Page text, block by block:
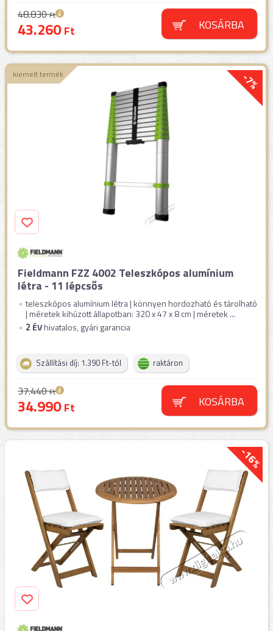
48.830Ft
43.260Ft KOSÁRBA
-7%
kiemelt termék
Fieldmann FZZ 4002 Teleszkópos alumínium
létra - 11 lépcsős
teleszkópos alumínium létra | könnyen hordozható és tárolható
| méretek kihúzott állapotban: 320 x 47 x 8 cm | méretek ...
2 ÉVhivatalos, gyári garancia
Szállítási díj: 1.390 Ft-tól raktáron
37.440Ft
34.990Ft KOSÁRBA
-16%